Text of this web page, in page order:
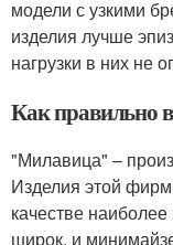
модели с узкими
изделия лучше
нагрузки в них не
Как правильно
"Милавица" –
Изделия этой
качестве
широк, и